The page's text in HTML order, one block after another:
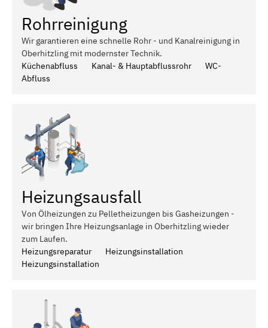
Rohrreinigung
Wir garantieren eine schnelle Rohr - und Kanalreinigung in
Oberhitzling mit modernster Technik.
Küchenabfluss
Kanal- & Hauptabflussrohr
WC-
Abfluss
Heizungsausfall
Von Ölheizungen zu Pelletheizungen bis Gasheizungen -
wir bringen Ihre Heizungsanlage in Oberhitzling wieder
zum Laufen.
Heizungsreparatur
Heizungsinstallation
Heizungsinstallation